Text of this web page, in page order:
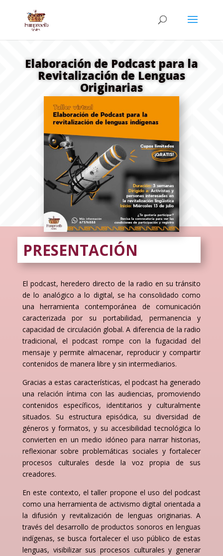
Elaboración de Podcast para la
Revitalización de Lenguas
Originarias
PRESENTACIÓN
El podcast, heredero directo de la radio en su tránsito
de lo analógico a lo digital, se ha consolidado como
una herramienta contemporánea de comunicación
caracterizada por su portabilidad, permanencia y
capacidad de circulación global. A diferencia de la radio
tradicional, el podcast rompe con la fugacidad del
mensaje y permite almacenar, reproducir y compartir
contenidos de manera libre y sin intermediarios.
Gracias a estas características, el podcast ha generado
una relación íntima con las audiencias, promoviendo
contenidos específicos, identitarios y culturalmente
situados. Su estructura episódica, su diversidad de
géneros y formatos, y su accesibilidad tecnológica lo
convierten en un medio idóneo para narrar historias,
reflexionar sobre problemáticas sociales y fortalecer
procesos culturales desde la voz propia de sus
creadores.
En este contexto, el taller propone el uso del podcast
como una herramienta de activismo digital orientada a
la difusión y revitalización de lenguas originarias. A
través del desarrollo de productos sonoros en lenguas
indígenas, se busca fortalecer el uso público de estas
lenguas, visibilizar sus procesos culturales y generar